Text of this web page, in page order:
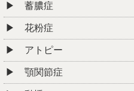
顎関節症
動悸
絶壁
その他